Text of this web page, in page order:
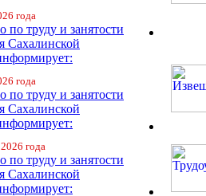
года
по труду и занятости
Сахалинской
года
по труду и занятости
Сахалинской
года
по труду и занятости
Сахалинской